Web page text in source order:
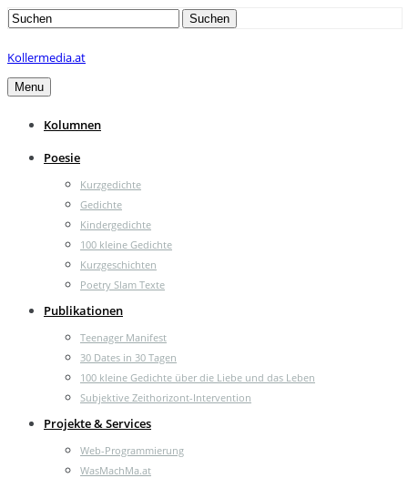
Search
Suchen
Kollermedia.at
Menu
Kolumnen
Poesie
Kurzgedichte
Gedichte
Kindergedichte
100 kleine Gedichte
Kurzgeschichten
Poetry Slam Texte
Publikationen
Teenager Manifest
30 Dates in 30 Tagen
100 kleine Gedichte über die Liebe und das Leben
Subjektive Zeithorizont-Intervention
Projekte & Services
Web-Programmierung
WasMachMa.at